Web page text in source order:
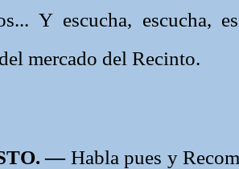
Y escucha, escucha,
mercado del Recinto.
— Habla pues y